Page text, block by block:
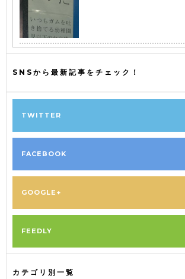
SNSから最新記事をチェック！
TWITTER
FACEBOOK
GOOGLE+
FEEDLY
カテゴリ別一覧